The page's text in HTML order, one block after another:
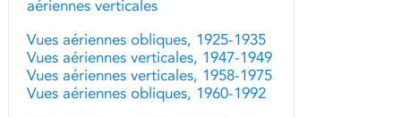
aériennes verticales
Vues aériennes obliques, 1925-1935
Vues aériennes verticales, 1947-1949
Vues aériennes verticales, 1958-1975
Vues aériennes obliques, 1960-1992